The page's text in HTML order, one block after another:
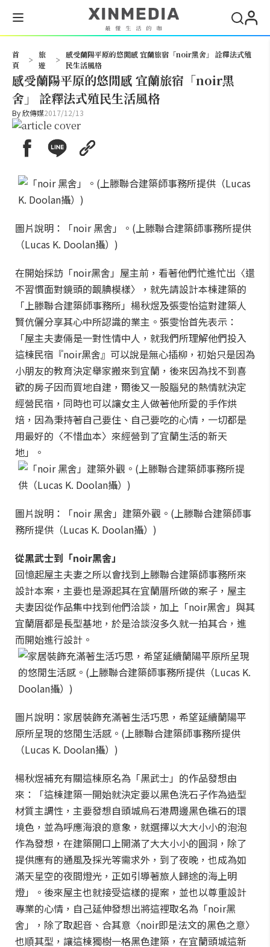
首
頁
>
旅
遊
>
感受蘭陽平原的悠閒感 宜蘭旅宿「noir黑舍」 詮釋法式殖
民生活風格
感受蘭陽平原的悠閒感 宜蘭旅宿「noir黑
舍」 詮釋法式殖民生活風格
By欣傳媒2017/12/13
圖片說明：「noir 黑舍」。(上滕聯合建築師事務所提供
（Lucas K. Doolan攝）)
在開始採訪「noir黑舍」屋主前，看著他們忙進忙出〈還
不習慣面對鏡頭的靦腆模樣〉，就先請設計本棟建築的
「上滕聯合建築師事務所」楊秋煜及張雯怡這對建築人
賢伉儷分享其心中所認識的業主。張雯怡首先表示：
「屋主夫妻倆是一對性情中人，就我們所理解他們投入
這棟民宿『noir黑舍』可以說是無心插柳，初始只是因為
小朋友的教育決定舉家搬來到宜蘭，後來因為找不到喜
歡的房子因而買地自建，爾後又一股腦兒的熱情就決定
經營民宿，同時也可以讓女主人做著他所愛的手作烘
焙，因為秉持著自己要住、自己要吃的心情，一切都是
用最好的〈不惜血本〉來經營到了宜蘭生活的新天
地」。
圖片說明：「noir 黑舍」建築外觀。(上滕聯合建築師事
務所提供（Lucas K. Doolan攝）)
從黑武士到「noir黑舍」
回憶起屋主夫妻之所以會找到上滕聯合建築師事務所來
設計本案，主要也是源起其在宜蘭厝所做的案子，屋主
夫妻因從作品集中找到他們洽談，加上「noir黑舍」與其
宜蘭厝都是長型基地，於是洽談沒多久就一拍其合，進
而開始進行設計。
圖片說明：家居裝飾充滿著生活巧思，希望延續蘭陽平
原所呈現的悠閒生活感。(上滕聯合建築師事務所提供
（Lucas K. Doolan攝）)
楊秋煜補充有關這棟原名為「黑武士」的作品發想由
來：「這棟建築一開始就決定要以黑色洗石子作為造型
材質主調性，主要發想自頭城烏石港周邊黑色礁石的環
境色，並為呼應海浪的意象，就選擇以大大小小的泡泡
作為發想，在建築開口上開滿了大大小小的圓洞，除了
提供應有的通風及採光等需求外，到了夜晚，也成為如
滿天星空的夜間燈光，正如引導著旅人歸途的海上明
燈」。後來屋主也就接受這樣的提案，並也以尊重設計
專業的心情，自己延伸發想出將這裡取名為「noir黑
舍」，除了取起音、合其意〈noir即是法文的黑色之意〉
也順其型，讓這棟獨樹一格黑色建築，在宜蘭頭城這新